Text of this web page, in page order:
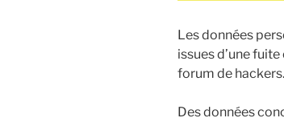
Les données
issues d’une
forum de hackers.
Des données